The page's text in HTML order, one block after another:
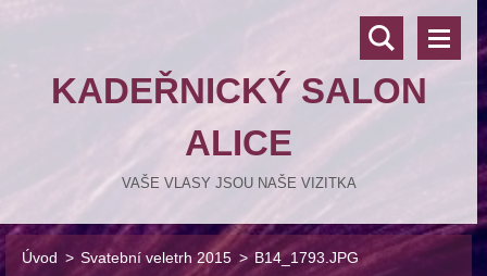
KADEŘNICKÝ SALON
ALICE
VAŠE VLASY JSOU NAŠE VIZITKA
Úvod > Svatební veletrh 2015 > B14_1793.JPG